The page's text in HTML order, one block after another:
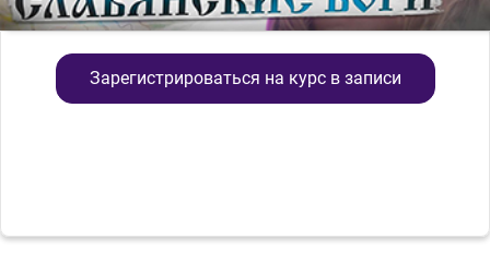
Зарегистрироваться на курс в записи